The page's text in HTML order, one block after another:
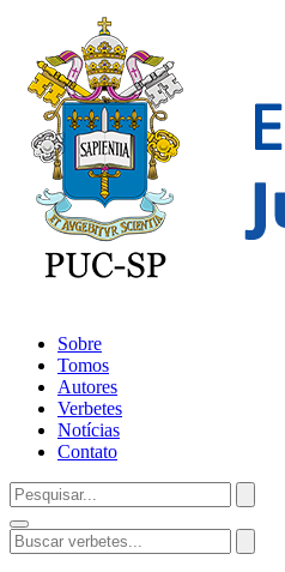
Sobre
Tomos
Autores
Verbetes
Notícias
Contato